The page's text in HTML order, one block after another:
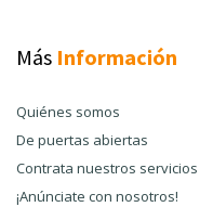
Más Información
Quiénes somos
De puertas abiertas
Contrata nuestros servicios
¡Anúnciate con nosotros!